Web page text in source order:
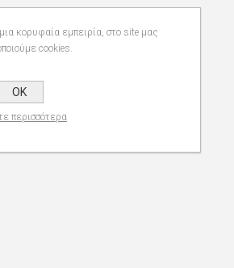
κορυφαία εμπειρία, στο site μας
cookies.
OK
περισσότερα